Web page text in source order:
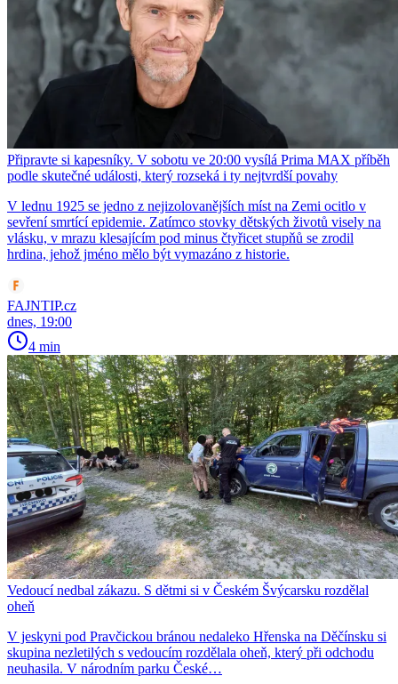
Připravte si kapesníky. V sobotu ve 20:00 vysílá Prima MAX příběh
podle skutečné události, který rozseká i ty nejtvrdší povahy
V lednu 1925 se jedno z nejizolovanějších míst na Zemi ocitlo v
sevření smrtící epidemie. Zatímco stovky dětských životů visely na
vlásku, v mrazu klesajícím pod minus čtyřicet stupňů se zrodil
hrdina, jehož jméno mělo být vymazáno z historie.
FAJNTIP.cz
dnes, 19:00
4 min
Vedoucí nedbal zákazu. S dětmi si v Českém Švýcarsku rozdělal
oheň
V jeskyni pod Pravčickou bránou nedaleko Hřenska na Děčínsku si
skupina nezletilých s vedoucím rozdělala oheň, který při odchodu
neuhasila. V národním parku České…